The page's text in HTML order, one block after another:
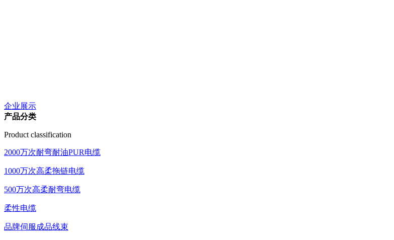
企业展示
产品分类
Product classification
2000万次耐弯耐油PUR电缆
1000万次高柔拖链电缆
500万次高柔耐弯电缆
柔性电缆
品牌伺服成品线束